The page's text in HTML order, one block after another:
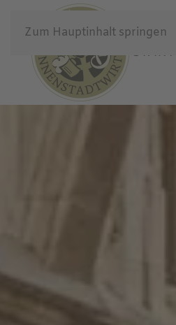
Zum Hauptinhalt springen
START